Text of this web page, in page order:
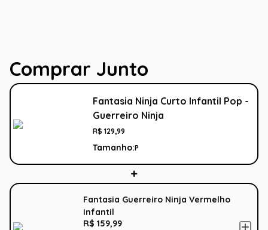
Comprar Junto
Fantasia Ninja Curto Infantil Pop -
Guerreiro Ninja
R$ 129,99
Tamanho:P
Fantasia Guerreiro Ninja Vermelho
Infantil
R$ 159,99